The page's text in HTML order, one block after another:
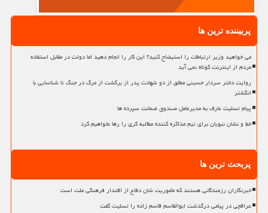
پربیننده ترین ها
می خواهید وزیر ارتباطات را استیضاح کنید؟ این کار را انجام دهید اما دولت در مقابل استفاده
مردم از اینترنت کوتاه نمی آید
روایت دختر سردار حسینی مطلق از دو شهادت پدر از برگشت از مرگ در جنگ تا شناسایی با
انگشتر
پیام تسلیت عارف به مدیرعامل صندوق ضمانت سپرده ها
خط و نشان نبویان برای تیم مذاکره کننده مطالبه گری را رها نخواهیم کرد
پربحث ترین ها
خبرنگاران رزمندگانی هستند که مأموریت شان دفاع از اقتدار فرهنگی ملت است
عراقچی در پیامی درگذشت ابوالقاسم قاسم زاده را تسلیت گفت